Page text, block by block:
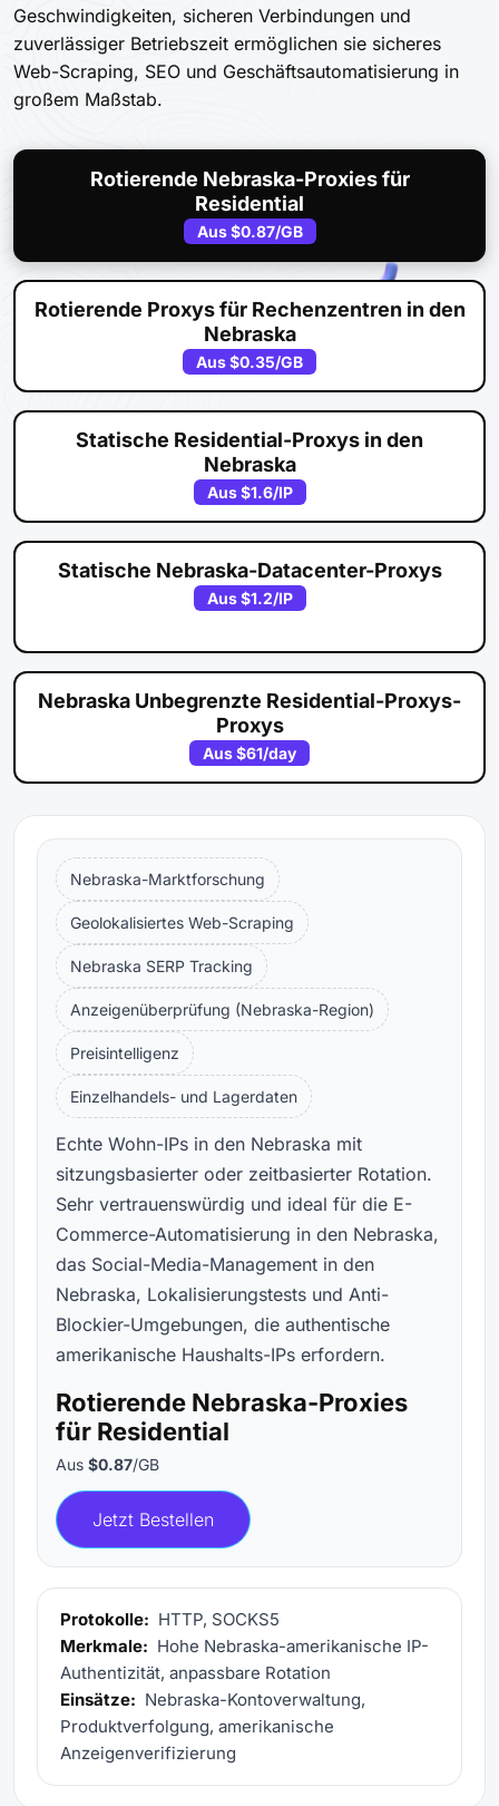
Geschwindigkeiten, sicheren Verbindungen und
zuverlässiger Betriebszeit ermöglichen sie sicheres
Web-Scraping, SEO und Geschäftsautomatisierung in
großem Maßstab.
Rotierende Nebraska-Proxies für
Residential
Aus$0.87/GB
Rotierende Proxys für Rechenzentren in den
Nebraska
Aus$0.35/GB
Statische Residential-Proxys in den
Nebraska
Aus$1.6/IP
Statische Nebraska-Datacenter-Proxys
Aus$1.2/IP
Nebraska Unbegrenzte Residential-Proxys-
Proxys
Aus$61/day
Nebraska-Marktforschung
Geolokalisiertes Web-Scraping
Nebraska SERP Tracking
Anzeigenüberprüfung (Nebraska-Region)
Preisintelligenz
Einzelhandels- und Lagerdaten
Echte Wohn-IPs in den Nebraska mit
sitzungsbasierter oder zeitbasierter Rotation.
Sehr vertrauenswürdig und ideal für die E-
Commerce-Automatisierung in den Nebraska,
das Social-Media-Management in den
Nebraska, Lokalisierungstests und Anti-
Blockier-Umgebungen, die authentische
amerikanische Haushalts-IPs erfordern.
Rotierende Nebraska-Proxies
für Residential
Aus $0.87/GB
Jetzt Bestellen
Protokolle: HTTP, SOCKS5
Merkmale: Hohe Nebraska-amerikanische IP-
Authentizität, anpassbare Rotation
Einsätze: Nebraska-Kontoverwaltung,
Produktverfolgung, amerikanische
Anzeigenverifizierung